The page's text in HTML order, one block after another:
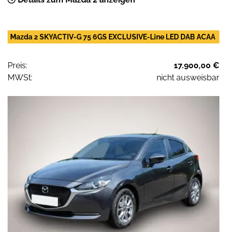
Mazda 2 SKYACTIV-G 75 6GS EXCLUSIVE-Line LED DAB ACAA
Preis:
17.900,00 €
MWSt:
nicht ausweisbar